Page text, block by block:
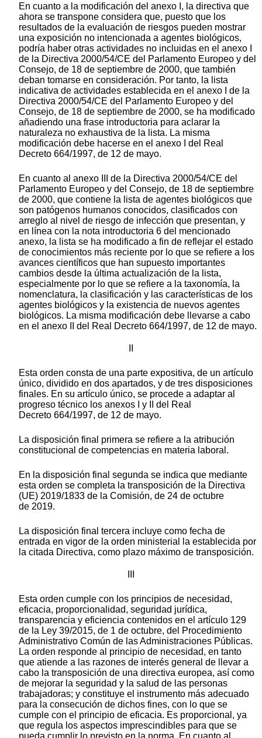
En cuanto a la modificación del anexo I, la directiva que
ahora se transpone considera que, puesto que los
resultados de la evaluación de riesgos pueden mostrar
una exposición no intencionada a agentes biológicos,
podría haber otras actividades no incluidas en el anexo I
de la Directiva 2000/54/CE del Parlamento Europeo y del
Consejo, de 18 de septiembre de 2000, que también
deban tomarse en consideración. Por tanto, la lista
indicativa de actividades establecida en el anexo I de la
Directiva 2000/54/CE del Parlamento Europeo y del
Consejo, de 18 de septiembre de 2000, se ha modificado
añadiendo una frase introductoria para aclarar la
naturaleza no exhaustiva de la lista. La misma
modificación debe hacerse en el anexo I del Real
Decreto 664/1997, de 12 de mayo.
En cuanto al anexo III de la Directiva 2000/54/CE del
Parlamento Europeo y del Consejo, de 18 de septiembre
de 2000, que contiene la lista de agentes biológicos que
son patógenos humanos conocidos, clasificados con
arreglo al nivel de riesgo de infección que presentan, y
en línea con la nota introductoria 6 del mencionado
anexo, la lista se ha modificado a fin de reflejar el estado
de conocimientos más reciente por lo que se refiere a los
avances científicos que han supuesto importantes
cambios desde la última actualización de la lista,
especialmente por lo que se refiere a la taxonomía, la
nomenclatura, la clasificación y las características de los
agentes biológicos y la existencia de nuevos agentes
biológicos. La misma modificación debe llevarse a cabo
en el anexo II del Real Decreto 664/1997, de 12 de mayo.
Esta orden consta de una parte expositiva, de un artículo
único, dividido en dos apartados, y de tres disposiciones
finales. En su artículo único, se procede a adaptar al
progreso técnico los anexos I y II del Real
Decreto 664/1997, de 12 de mayo.
La disposición final primera se refiere a la atribución
constitucional de competencias en materia laboral.
En la disposición final segunda se indica que mediante
esta orden se completa la transposición de la Directiva
(UE) 2019/1833 de la Comisión, de 24 de octubre
de 2019.
La disposición final tercera incluye como fecha de
entrada en vigor de la orden ministerial la establecida por
la citada Directiva, como plazo máximo de transposición.
Esta orden cumple con los principios de necesidad,
eficacia, proporcionalidad, seguridad jurídica,
transparencia y eficiencia contenidos en el artículo 129
de la Ley 39/2015, de 1 de octubre, del Procedimiento
Administrativo Común de las Administraciones Públicas.
La orden responde al principio de necesidad, en tanto
que atiende a las razones de interés general de llevar a
cabo la transposición de una directiva europea, así como
de mejorar la seguridad y la salud de las personas
trabajadoras; y constituye el instrumento más adecuado
para la consecución de dichos fines, con lo que se
cumple con el principio de eficacia. Es proporcional, ya
que regula los aspectos imprescindibles para que se
pueda cumplir lo previsto en la norma. En cuanto al